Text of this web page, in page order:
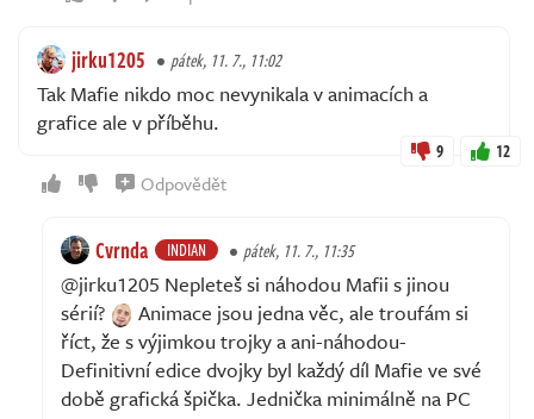
jirku1205 pátek, 11. 7., 11:02
Tak Mafie nikdo moc nevynikala v animacích a
grafice ale v příběhu.
9 12
Odpovědět
Cvrnda INDIAN pátek, 11. 7., 11:35
@jirku1205 Nepleteš si náhodou Mafii s jinou
sérií?
Animace jsou jedna věc, ale troufám si
říct, že s výjimkou trojky a ani-náhodou-
Definitivní edice dvojky byl každý díl Mafie ve své
době grafická špička. Jednička minimálně na PC